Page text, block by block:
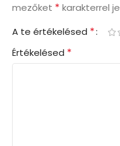
mezőket * karakterrel
A te értékelésed *
Értékelésed *